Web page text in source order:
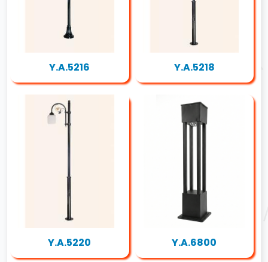
Y.A.5216 Y.A.5218
Y.A.5220 Y.A.6800